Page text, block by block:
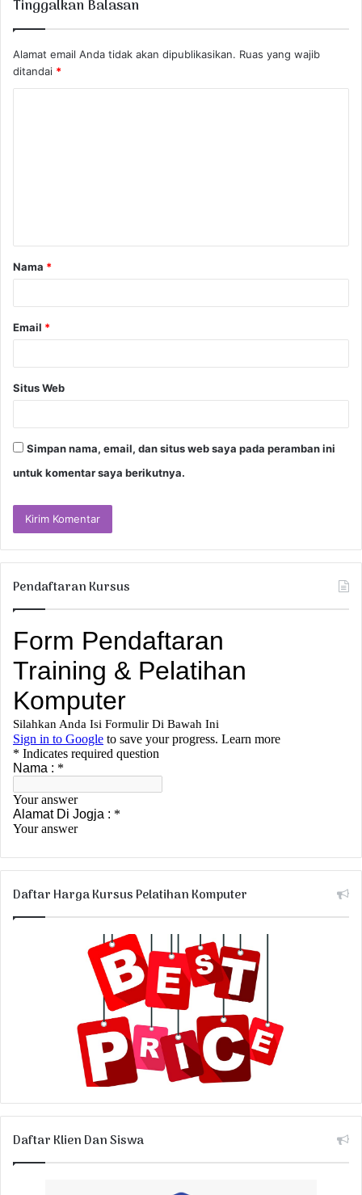
Tinggalkan Balasan
Alamat email Anda tidak akan dipublikasikan. Ruas yang wajib
ditandai *
a
r
Nama *
Email *
Situs Web
Simpan nama, email, dan situs web saya pada peramban ini
untuk komentar saya berikutnya.
Pendaftaran Kursus
Daftar Harga Kursus Pelatihan Komputer
Daftar Klien Dan Siswa